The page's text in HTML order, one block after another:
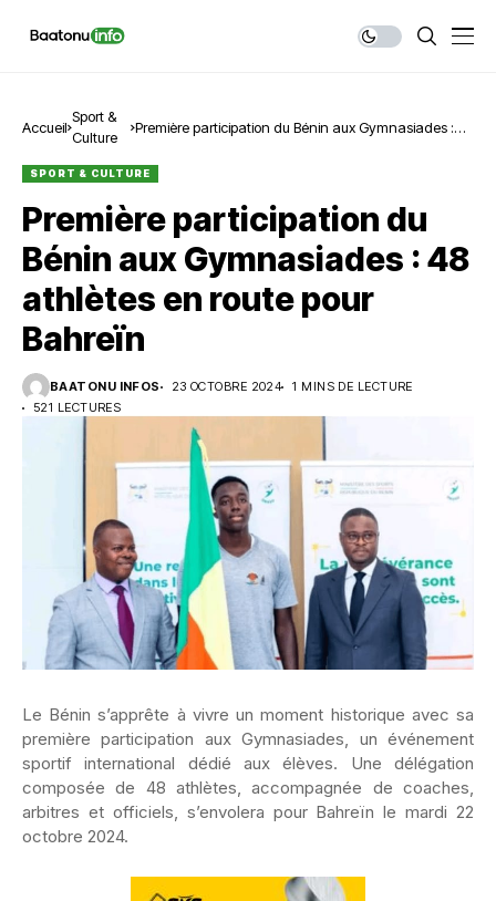
Accueil
Sport &
Culture
Première participation du Bénin aux Gymnasiades :
SPORT & CULTURE
Première participation du
Bénin aux Gymnasiades : 48
athlètes en route pour
Bahreïn
BAATONU INFOS 23 OCTOBRE 2024
1 MINS DE LECTURE
521 LECTURES
Le Bénin s’apprête à vivre un moment historique avec sa
première participation aux Gymnasiades, un événement
sportif international dédié aux élèves. Une délégation
composée de 48 athlètes, accompagnée de coaches,
arbitres et officiels, s’envolera pour Bahreïn le mardi 22
octobre 2024.